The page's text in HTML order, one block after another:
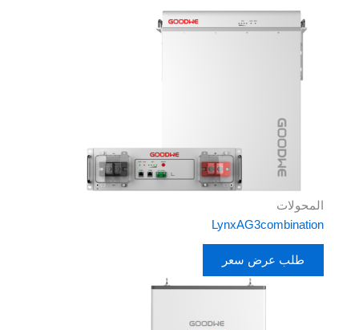
المحولات
LynxAG3combination
طلب عرض سعر